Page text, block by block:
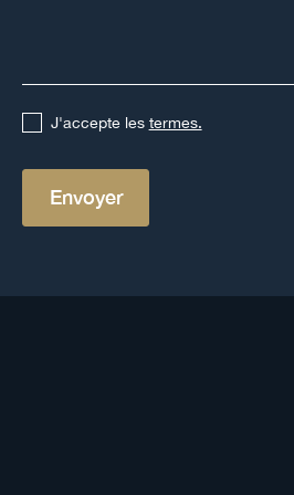
J'accepte les termes.